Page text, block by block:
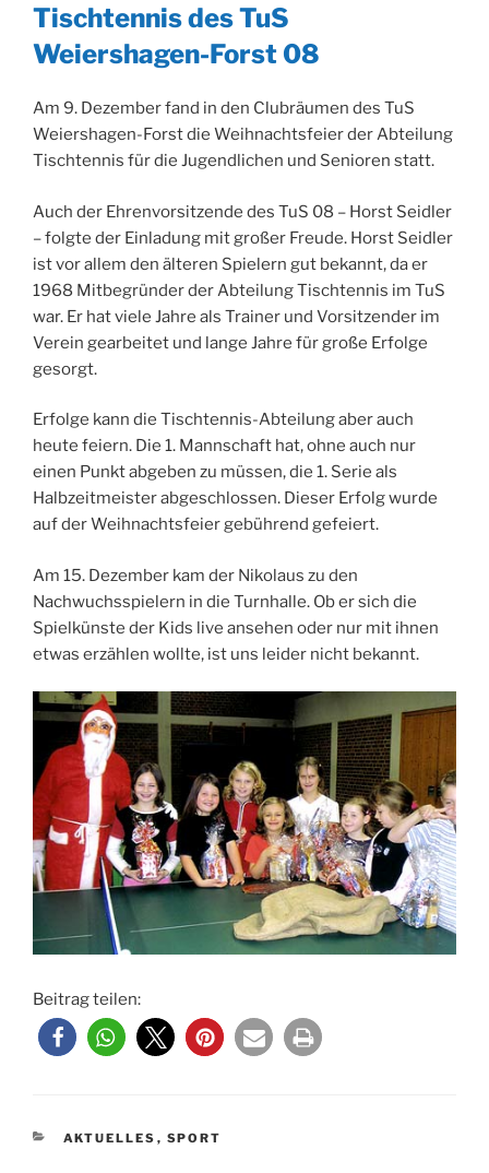
Tischtennis des TuS
Weiershagen-Forst 08
Am 9. Dezember fand in den Clubräumen des TuS
Weiershagen-Forst die Weihnachtsfeier der Abteilung
Tischtennis für die Jugendlichen und Senioren statt.
Auch der Ehrenvorsitzende des TuS 08 – Horst Seidler
– folgte der Einladung mit großer Freude. Horst Seidler
ist vor allem den älteren Spielern gut bekannt, da er
1968 Mitbegründer der Abteilung Tischtennis im TuS
war. Er hat viele Jahre als Trainer und Vorsitzender im
Verein gearbeitet und lange Jahre für große Erfolge
gesorgt.
Erfolge kann die Tischtennis-Abteilung aber auch
heute feiern. Die 1. Mannschaft hat, ohne auch nur
einen Punkt abgeben zu müssen, die 1. Serie als
Halbzeitmeister abgeschlossen. Dieser Erfolg wurde
auf der Weihnachtsfeier gebührend gefeiert.
Am 15. Dezember kam der Nikolaus zu den
Nachwuchsspielern in die Turnhalle. Ob er sich die
Spielkünste der Kids live ansehen oder nur mit ihnen
etwas erzählen wollte, ist uns leider nicht bekannt.
Beitrag teilen:
KATEGORIEN
AKTUELLES , SPORT